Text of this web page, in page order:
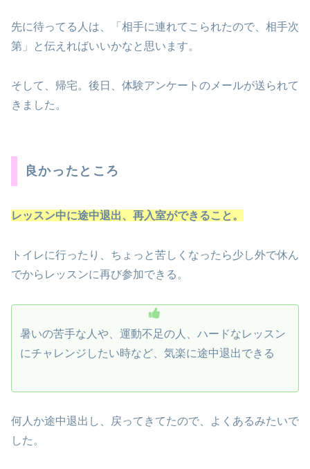
先に待ってる人は、「相手に連れてこられたので、相手次
第」と伝えればいいかなと思います。
そして、帰宅。後日、体験アンケートのメールが送られて
きました。
良かったところ
レッスン中に途中退出、再入室ができること。
トイレに行ったり、ちょっと苦しくなったら少し外で休ん
でからレッスンに再び参加できる。
暑いの苦手な人や、運動不足の人、ハードなレッスン
にチャレンジしたい時など、気楽に途中退出できる
何人か途中退出し、戻ってきてたので、よくあるみたいで
した。